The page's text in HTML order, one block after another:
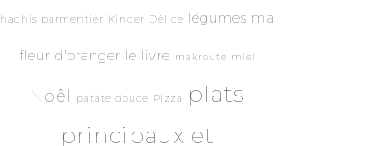
hachis parmentier Kinder Délice légumes ma
fleur d'oranger le livre makroute miel
Noêl patate douce Pizza
plats
principaux et